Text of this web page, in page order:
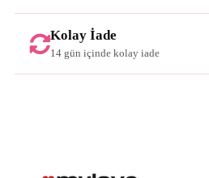
Kolay İade
14 gün içinde kolay iade